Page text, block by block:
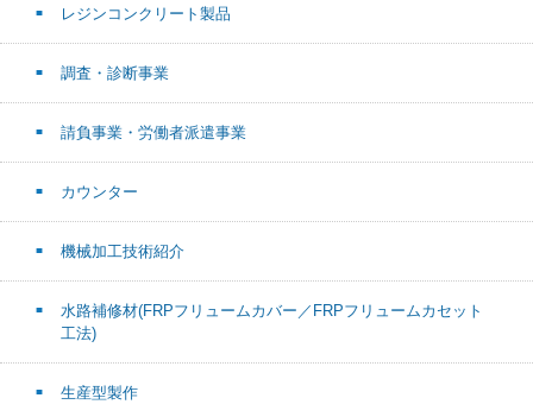
レジンコンクリート製品
調査・診断事業
請負事業・労働者派遣事業
カウンター
機械加工技術紹介
水路補修材(FRPフリュームカバー／FRPフリュームカセット
工法)
生産型製作